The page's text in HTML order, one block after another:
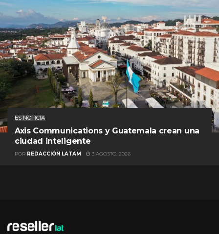
ES NOTICIA
Axis Communications y Guatemala crean una
ciudad inteligente
POR REDACCIÓN LATAM 3 AGOSTO, 2026